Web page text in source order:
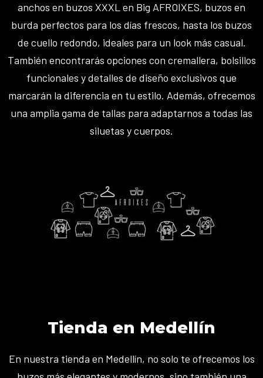
anchos en buzos XXXL en Big AFROIXES, buzos en
burda perfectos para los días frescos, hasta los buzos
de cuello redondo, ideales para un look más casual.
También encontrarás opciones con cremallera, bolsillos
funcionales y detalles de diseño exclusivos que
marcarán la diferencia en tu estilo. Además, ofrecemos
una amplia gama de tallas para adaptarnos a todas las
siluetas y cuerpos.
Tienda en Medellín
En nuestra tienda en Medellín, no solo te ofrecemos los